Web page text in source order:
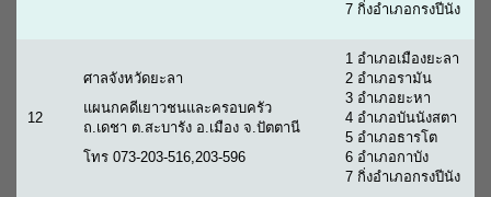
7 กิ่งอำเภอกรงปีนัง
12
ศาลจังหวัดยะลา
แผนกคดีเยาวชนและครอบครัว
ถ.เดชา ต.สะบารัง อ.เมือง จ.ปัตตานี
โทร 073-203-516,203-596
1 อำเภอเมืองยะลา
2 อำเภอรามัน
3 อำเภอยะหา
4 อำเภอบันนังสตา
5 อำเภอธารโต
6 อำเภอกาบัง
7 กิ่งอำเภอกรงปีนัง